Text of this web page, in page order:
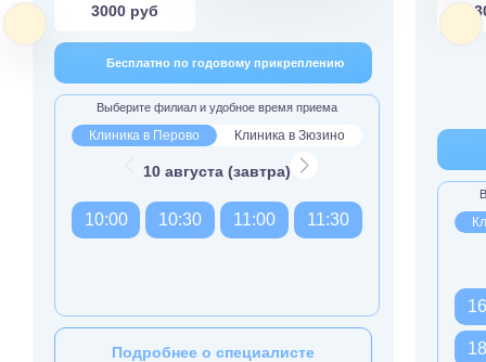
3000 руб
Бесплатно по годовому прикреплению
Выберите филиал и удобное время приема
Клиника в Перово Клиника в Зюзино
10 августа (завтра)
10:00 10:30 11:00 11:30
Подробнее о специалисте